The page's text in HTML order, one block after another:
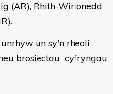
(AR), Rhith-Wirionedd
un sy'n rheoli
brosiectau cyfryngau